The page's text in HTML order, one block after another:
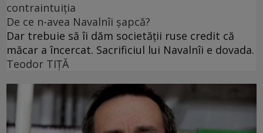
contraintuiția
De ce n-avea Navalnîi șapcă?
Dar trebuie să îi dăm societății ruse credit că
măcar a încercat. Sacrificiul lui Navalnîi e dovada.
Teodor TIŢĂ